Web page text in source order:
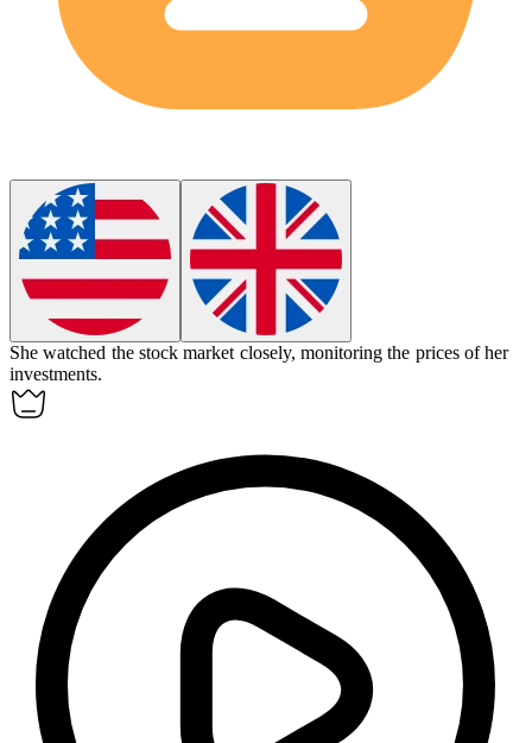
Shewatched the stock market closely, monitoring the prices of her
investments.